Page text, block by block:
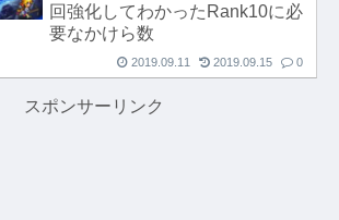
回強化してわかったRank10に必
要なかけら数
2019.09.11 2019.09.15 0
スポンサーリンク